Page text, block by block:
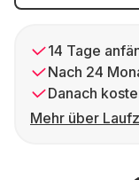
14 Tage
Nach 24
Danach
Mehr über